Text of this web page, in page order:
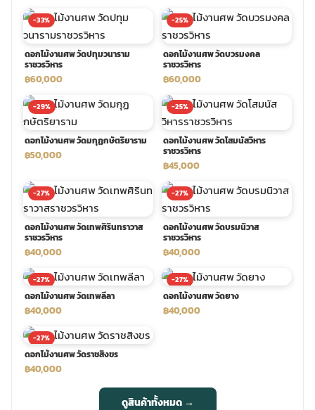
tpdecorate ปูพื้น
-33%
ดอกไม้งานศพ วัดปทุมวนาราม
ราชวรวิหาร
฿60,000
-25%
ดอกไม้งานศพ วัดบวรมงคล
ราชวรวิหาร
฿60,000
-29%
ดอกไม้งานศพ วัดมกุฏกษัตริยาราม
฿50,000
-25%
ดอกไม้งานศพ วัดโสมนัสวิหาร
ราชวรวิหาร
฿45,000
-27%
ดอกไม้งานศพ วัดเทพศิรินทราวาส
ราชวรวิหาร
฿40,000
-27%
ดอกไม้งานศพ วัดบรมนิวาส
ราชวรวิหาร
฿40,000
-27%
ดอกไม้งานศพ วัดเทพลีลา
฿40,000
-27%
ดอกไม้งานศพ วัดยาง
฿40,000
-27%
ดอกไม้งานศพ วัดราชสิงขร
฿40,000
ดูสินค้าทั้งหมด →